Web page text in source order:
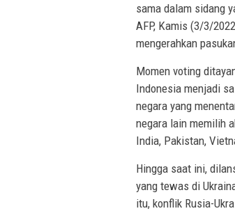
sama dalam sidang
AFP, Kamis (3/3/
mengerahkan
Momen voting
Indonesia menjadi
negara yang
negara lain memilih
India, Pakistan,
Hingga saat ini,
yang tewas di
itu, konflik Rusia-